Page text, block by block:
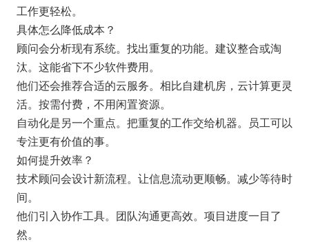
工作更轻松。
具体怎么降低成本？
顾问会分析现有系统。找出重复的功能。建议整合或淘
汰。这能省下不少软件费用。
他们还会推荐合适的云服务。相比自建机房，云计算更灵
活。按需付费，不用闲置资源。
自动化是另一个重点。把重复的工作交给机器。员工可以
专注更有价值的事。
如何提升效率？
技术顾问会设计新流程。让信息流动更顺畅。减少等待时
间。
他们引入协作工具。团队沟通更高效。项目进度一目了
然。